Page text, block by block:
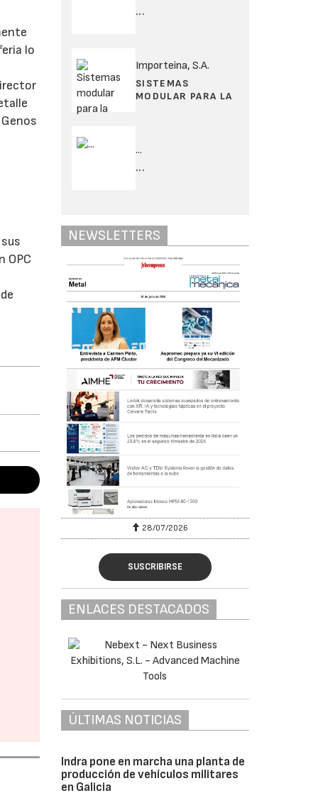
lo
OPC
...
Importeina, S.A.
SISTEMAS
MODULAR PARA LA
...
...
NEWSLETTERS
28/07/2026
SUSCRIBIRSE
ENLACES DESTACADOS
ÚLTIMAS NOTICIAS
Indra pone en marcha una planta de
producción de vehículos militares
en Galicia